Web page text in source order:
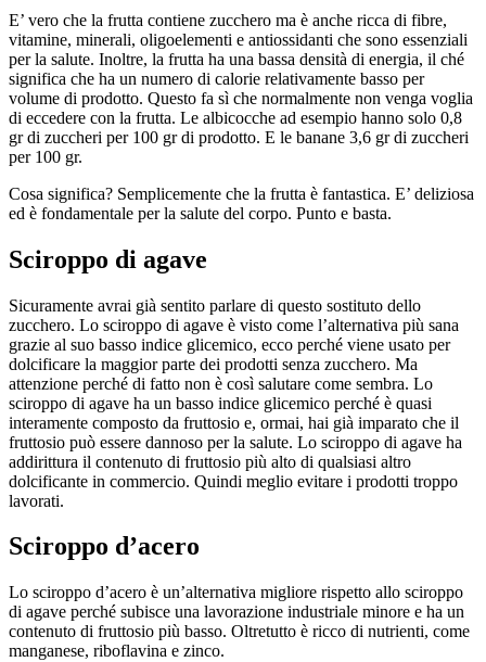
E’ vero che la frutta contiene zucchero ma è anche ricca di fibre,
vitamine, minerali, oligoelementi e antiossidanti che sono essenziali
per la salute. Inoltre, la frutta ha una bassa densità di energia, il ché
significa che ha un numero di calorie relativamente basso per
volume di prodotto. Questo fa sì che normalmente non venga voglia
di eccedere con la frutta. Le albicocche ad esempio hanno solo 0,8
gr di zuccheri per 100 gr di prodotto. E le banane 3,6 gr di zuccheri
per 100 gr.
Cosa significa? Semplicemente che la frutta è fantastica. E’ deliziosa
ed è fondamentale per la salute del corpo. Punto e basta.
Sciroppo di agave
Sicuramente avrai già sentito parlare di questo sostituto dello
zucchero. Lo sciroppo di agave è visto come l’alternativa più sana
grazie al suo basso indice glicemico, ecco perché viene usato per
dolcificare la maggior parte dei prodotti senza zucchero. Ma
attenzione perché di fatto non è così salutare come sembra. Lo
sciroppo di agave ha un basso indice glicemico perché è quasi
interamente composto da fruttosio e, ormai, hai già imparato che il
fruttosio può essere dannoso per la salute. Lo sciroppo di agave ha
addirittura il contenuto di fruttosio più alto di qualsiasi altro
dolcificante in commercio. Quindi meglio evitare i prodotti troppo
lavorati.
Sciroppo d’acero
Lo sciroppo d’acero è un’alternativa migliore rispetto allo sciroppo
di agave perché subisce una lavorazione industriale minore e ha un
contenuto di fruttosio più basso. Oltretutto è ricco di nutrienti, come
manganese, riboflavina e zinco.